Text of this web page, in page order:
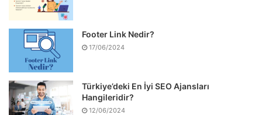
Footer Link Nedir?
17/06/2024
Türkiye’deki En İyi SEO Ajansları
Hangileridir?
12/06/2024